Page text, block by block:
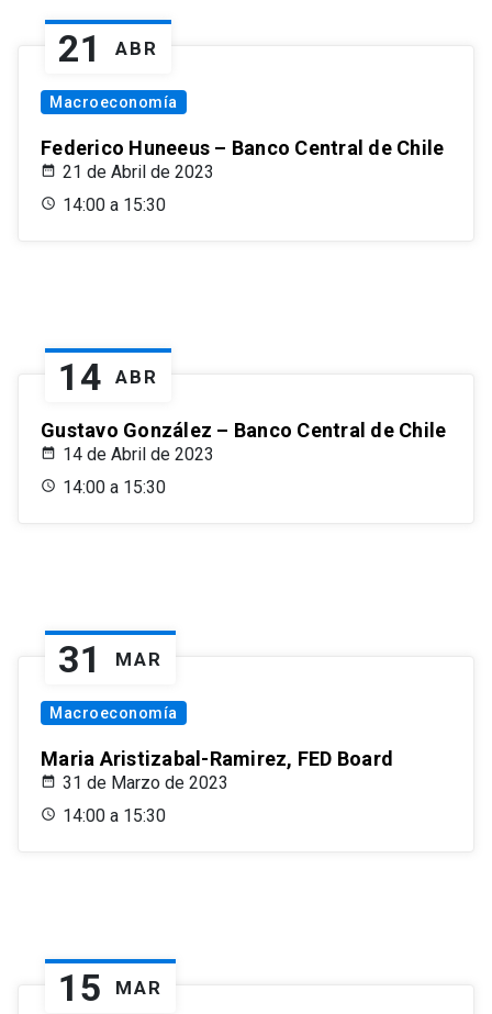
21 ABR
Macroeconomía
Federico Huneeus – Banco Central de Chile
21 de Abril de 2023
14:00 a 15:30
14 ABR
Gustavo González – Banco Central de Chile
14 de Abril de 2023
14:00 a 15:30
31 MAR
Macroeconomía
Maria Aristizabal-Ramirez, FED Board
31 de Marzo de 2023
14:00 a 15:30
15 MAR